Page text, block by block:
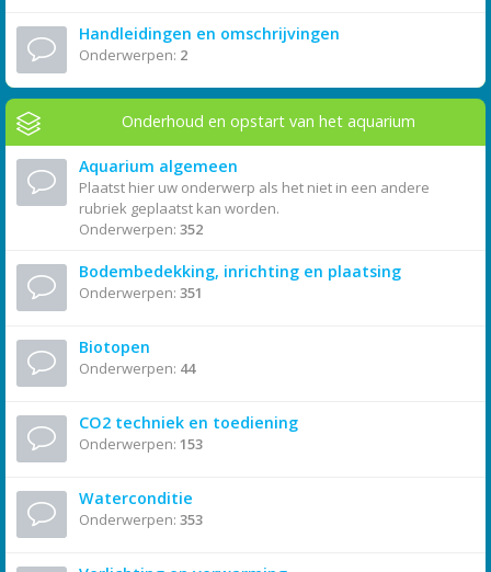
Handleidingen en omschrijvingen
Onderwerpen: 2
Onderhoud en opstart van het aquarium
Aquarium algemeen
Plaatst hier uw onderwerp als het niet in een andere
rubriek geplaatst kan worden.
Onderwerpen: 352
Bodembedekking, inrichting en plaatsing
Onderwerpen: 351
Biotopen
Onderwerpen: 44
CO2 techniek en toediening
Onderwerpen: 153
Waterconditie
Onderwerpen: 353